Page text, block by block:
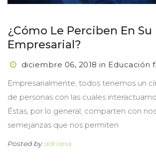
¿Cómo Le Perciben En
Empresarial?
diciembre 06, 2018 in Educación
Empresarialmente, todos tenemos un
de personas con las cuales
Éstas, por lo general, comparten con
emejanzas que nos permiten
Posted by adriana